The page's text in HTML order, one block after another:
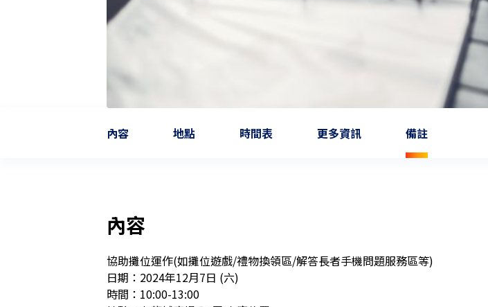
內容 地點 時間表 更多資訊 備註
內容
協助攤位運作(如攤位遊戲/禮物換領區/解答長者手機問題服務區等)
日期：2024年12月7日 (六)
時間：10:00-13:00